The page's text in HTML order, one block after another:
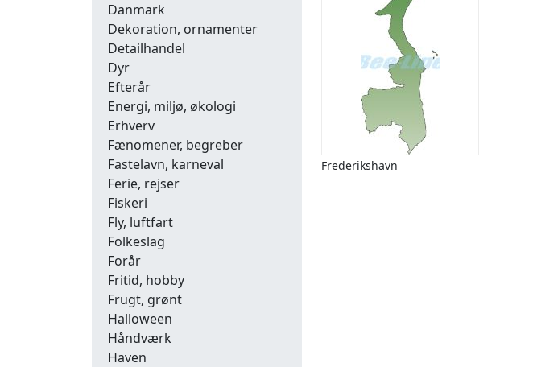
Danmark
Dekoration, ornamenter
Detailhandel
Dyr
Efterår
Energi, miljø, økologi
Erhverv
Fænomener, begreber
Fastelavn, karneval
Ferie, rejser
Fiskeri
Fly, luftfart
Folkeslag
Forår
Fritid, hobby
Frugt, grønt
Halloween
Håndværk
Haven
Frederikshavn